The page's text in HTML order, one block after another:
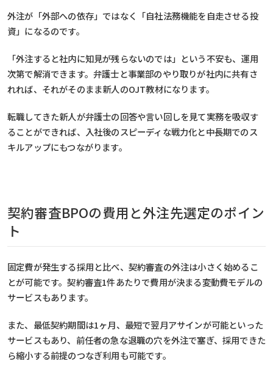
外注が「外部への依存」ではなく「自社法務機能を自走させる投
資」になるのです。
「外注すると社内に知見が残らないのでは」という不安も、運用
次第で解消できます。弁護士と事業部のやり取りが社内に共有さ
れれば、それがそのまま新人のOJT教材になります。
転職してきた新人が弁護士の回答や言い回しを見て実務を吸収す
ることができれば、入社後のスピーディな戦力化と中長期でのス
キルアップにもつながります。
契約審査BPOの費用と外注先選定のポイン
ト
固定費が発生する採用と比べ、契約審査の外注は小さく始めるこ
とが可能です。契約審査1件あたりで費用が決まる変動費モデルの
サービスもあります。
また、 最低契約期間は1ヶ月、最短で翌月アサインが可能といった
サービスもあり、 前任者の急な退職の穴を外注で塞ぎ、採用できた
ら縮小する前提のつなぎ利用も可能です。